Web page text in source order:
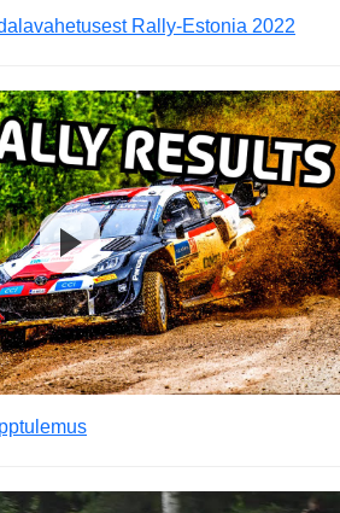
Rally-Estonia 2022